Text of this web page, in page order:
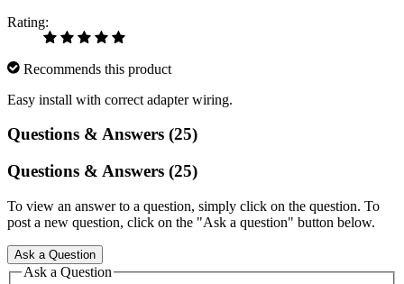
Rating:
Recommends this product
Easy install with correct adapter wiring.
Questions & Answers (25)
Questions & Answers (25)
To view an answer to a question, simply click on the question. To
post a new question, click on the "Ask a question" button below.
Ask a Question
Ask a Question